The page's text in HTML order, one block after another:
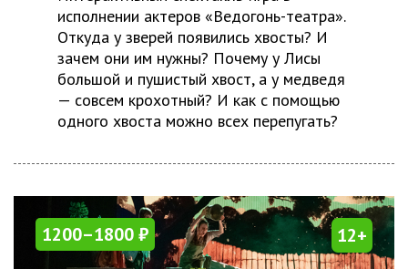
исполнении актеров «Ведогонь-театра».
Откуда у зверей появились хвосты? И
зачем они им нужны? Почему у Лисы
большой и пушистый хвост, а у медведя
— совсем крохотный? И как с помощью
одного хвоста можно всех перепугать?
1200–1800 ₽ 12+